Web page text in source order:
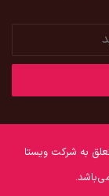
به شرکت ویستا